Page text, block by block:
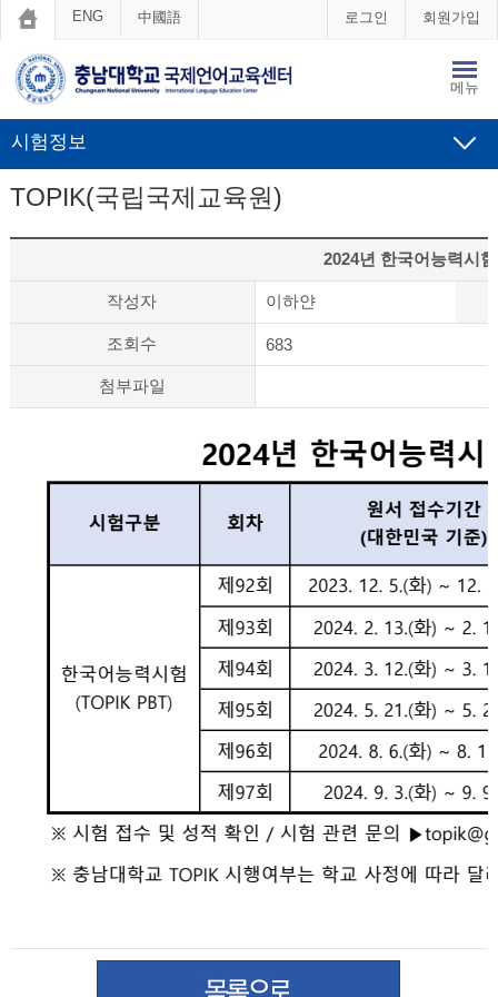
ENG 中國語 로그인 회원가입
메뉴
시험정보
TOPIK(국립국제교육원)
2024년 한국어능력시
작성자 이하얀
조회수 683
첨부파일